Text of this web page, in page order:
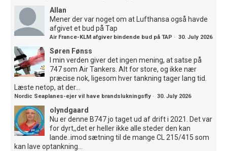
Allan
Mener der var noget om at Lufthansa også havde
afgivet et bud på Tap
Air France-KLM afgiver bindende bud på TAP ·30. July 2026
Søren Fønss
I min verden giver det ingen mening, at satse på
747 som Air Tankers. Alt for store, og ikke nær
præcise nok, ligesom hver tankning tager lang tid.
Læste netop, at der...
Nordic Seaplanes-ejer vil have brandslukningsfly ·30. July 2026
olyndgaard
Nu er denne B747 jo taget ud af drift i 2021. Det var
for dyrt,,det er heller ikke alle steder den kan
lande..imod sætning til de mange CL 215/415 som
kan lave optankning...